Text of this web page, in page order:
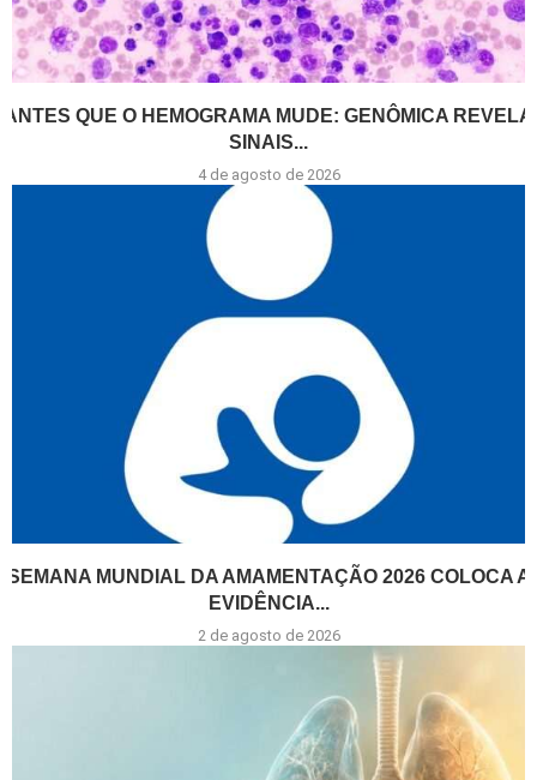
ANTES QUE O HEMOGRAMA MUDE: GENÔMICA REVELA
SINAIS...
4 de agosto de 2026
SEMANA MUNDIAL DA AMAMENTAÇÃO 2026 COLOCA A
EVIDÊNCIA...
2 de agosto de 2026